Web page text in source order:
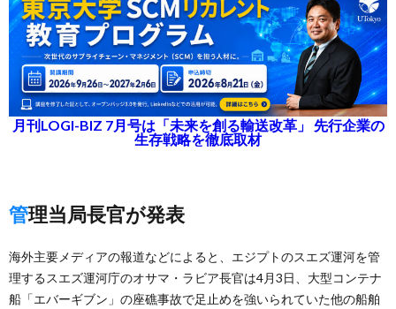
月刊LOGI-BIZ 7月号は「未来を創る輸送改革」 先行企業の
生存戦略を徹底取材
管理当局長官が発表
海外主要メディアの報道などによると、エジプトのスエズ運河を管
理するスエズ運河庁のオサマ・ラビア長官は4月3日、大型コンテナ
船「エバーギブン」の座礁事故で足止めを強いられていた他の船舶